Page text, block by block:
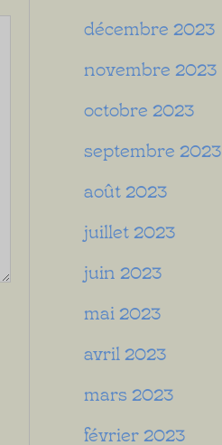
décembre 2023
novembre 2023
octobre 2023
septembre 2023
août 2023
juillet 2023
juin 2023
mai 2023
avril 2023
mars 2023
février 2023